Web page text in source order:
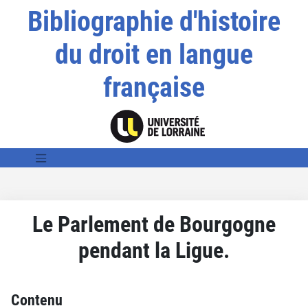
Bibliographie d'histoire
du droit en langue
française
Le Parlement de Bourgogne
pendant la Ligue.
Contenu